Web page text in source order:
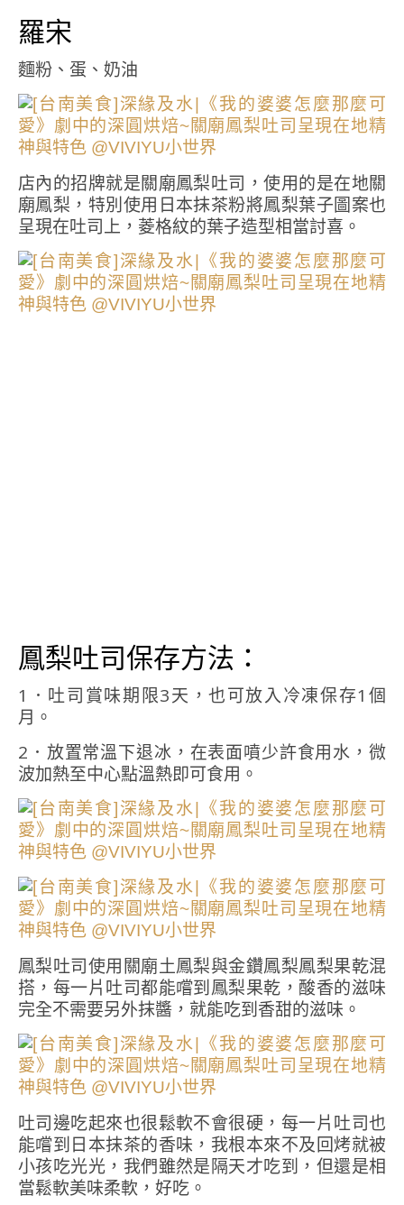
羅宋
麵粉、蛋、奶油
店內的招牌就是關廟鳳梨吐司，使用的是在地關
廟鳳梨，特別使用日本抹茶粉將鳳梨葉子圖案也
呈現在吐司上，菱格紋的葉子造型相當討喜。
鳳梨吐司保存方法：
1．吐司賞味期限3天，也可放入冷凍保存1個
月。
2．放置常溫下退冰，在表面噴少許食用水，微
波加熱至中心點溫熱即可食用。
鳳梨吐司使用關廟土鳳梨與金鑽鳳梨鳳梨果乾混
搭，每一片吐司都能嚐到鳳梨果乾，酸香的滋味
完全不需要另外抹醬，就能吃到香甜的滋味。
吐司邊吃起來也很鬆軟不會很硬，每一片吐司也
能嚐到日本抹茶的香味，我根本來不及回烤就被
小孩吃光光，我們雖然是隔天才吃到，但還是相
當鬆軟美味柔軟，好吃。